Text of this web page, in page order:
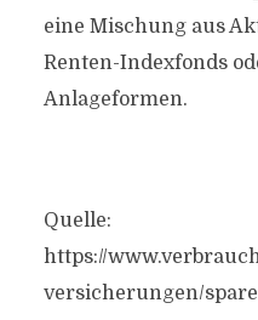
eine Mischung aus
Renten-Indexfonds
Anlageformen.
Quelle:
https://
versicherungen/